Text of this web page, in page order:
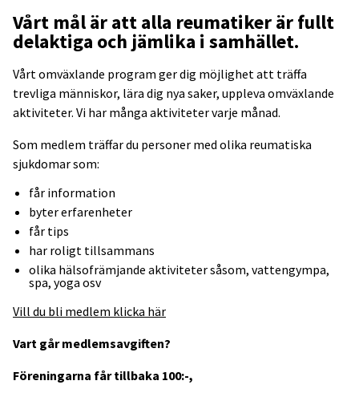
Vårt mål är att alla reumatiker är fullt
delaktiga och jämlika i samhället.
Vårt omväxlande program ger dig möjlighet att träffa
trevliga människor, lära dig nya saker, uppleva omväxlande
aktiviteter. Vi har många aktiviteter varje månad.
Som medlem träffar du personer med olika reumatiska
sjukdomar som:
får information
byter erfarenheter
får tips
har roligt tillsammans
olika hälsofrämjande aktiviteter såsom, vattengympa,
spa, yoga osv
Vill du bli medlem klicka här
Vart går medlemsavgiften?
Föreningarna får tillbaka 100:-,